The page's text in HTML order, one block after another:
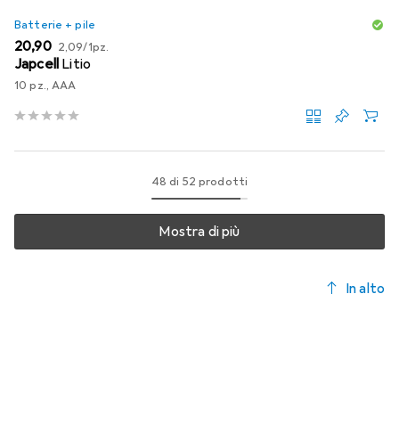
Batterie + pile
EUR
20,90 EUR
2,09/1pz.
Japcell Litio
10 pz., AAA
48 di 52 prodotti
Mostra di più
In alto